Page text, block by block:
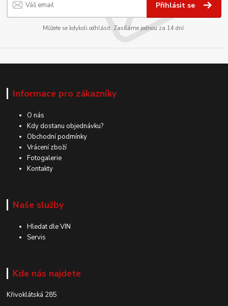
Přihlásit se
Můžete se kdykoli odhlásit. Zasíláme jednou za 14 dní.
Informace pro zákazníky
O nás
Kdy dostanu objednávku?
Obchodní podmínky
Vrácení zboží
Fotogalerie
Kontakty
Naše služby
Hledat dle VIN
Servis
Kde nás najdete
Křivoklátská 285